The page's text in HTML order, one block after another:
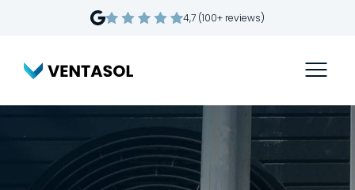
4,7 (100+ reviews)